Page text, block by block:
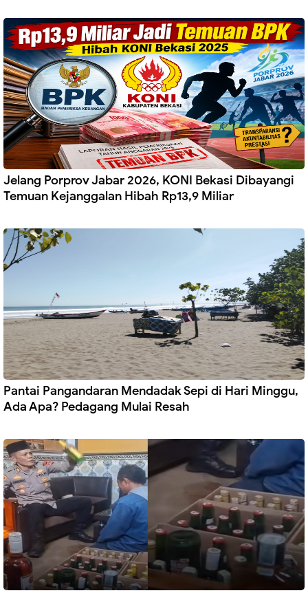
Jelang Porprov Jabar 2026, KONI Bekasi Dibayangi
Temuan Kejanggalan Hibah Rp13,9 Miliar
Pantai Pangandaran Mendadak Sepi di Hari Minggu,
Ada Apa? Pedagang Mulai Resah